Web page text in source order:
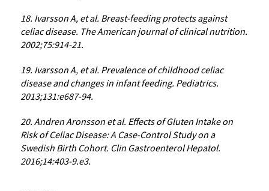
18. Ivarsson A, et al. Breast-feeding protects against
celiac disease. The American journal of clinical nutrition.
2002;75:914-21.
19. Ivarsson A, et al. Prevalence of childhood celiac
disease and changes in infant feeding. Pediatrics.
2013;131:e687-94.
20. Andren Aronsson et al. Effects of Gluten Intake on
Risk of Celiac Disease: A Case-Control Study on a
Swedish Birth Cohort. Clin Gastroenterol Hepatol.
2016;14:403-9.e3.